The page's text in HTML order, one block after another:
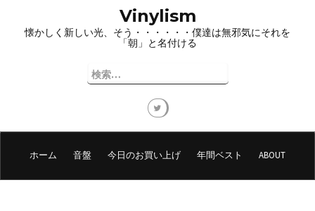
プ
Vinylism
懐かしく新しい光、そう・・・・・・僕達は無邪気にそれを
「朝」と名付ける
検
索:
ホーム 音盤 今日のお買い上げ 年間ベスト ABOUT